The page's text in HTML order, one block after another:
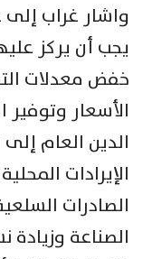
واشار غراب
يجب أن يركز
خفض معدلات
الأسعار
الدين العام
الإيرادات
الصادرات
الصناعة